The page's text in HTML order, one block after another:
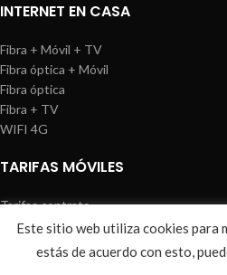
INTERNET EN CASA
Fibra + Móvil + TV
Fibra óptica + Móvil
Fibra óptica
Fibra + TV
WIFI 4G
TARIFAS MÓVILES
Tarifas contrato
Tarifas prepago
WIREDOSAFE Aviso Legal
Este sitio web utiliza cookies para
estás de acuerdo con esto,